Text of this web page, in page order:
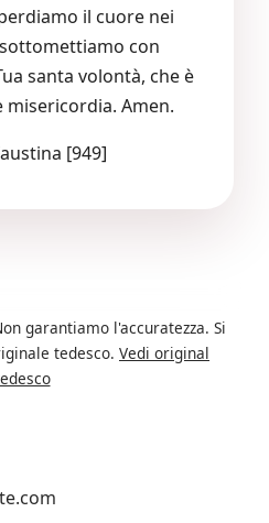
il cuore nei
con
santa volontà, che è
misericordia. Amen.
[949]
garantiamo l'accuratezza. Si
tedesco. Vedi original